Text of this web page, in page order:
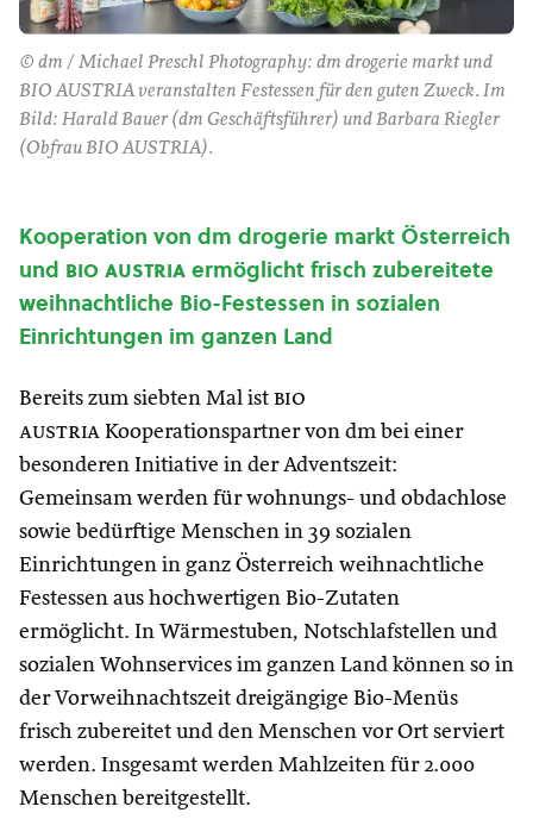
© dm / Michael Preschl Photography: dm drogerie markt und
BIO AUSTRIA veranstalten Festessen für den guten Zweck. Im
Bild: Harald Bauer (dm Geschäftsführer) und Barbara Riegler
(Obfrau BIO AUSTRIA).
Kooperation von dm drogerie markt Österreich
und bio austria ermöglicht frisch zubereitete
weihnachtliche Bio-Festessen in sozialen
Einrichtungen im ganzen Land
Bereits zum siebten Mal ist bio
austria Kooperationspartner von dm bei einer
besonderen Initiative in der Adventszeit:
Gemeinsam werden für wohnungs- und obdachlose
sowie bedürftige Menschen in 39 sozialen
Einrichtungen in ganz Österreich weihnachtliche
Festessen aus hochwertigen Bio-Zutaten
ermöglicht. In Wärmestuben, Notschlafstellen und
sozialen Wohnservices im ganzen Land können so in
der Vorweihnachtszeit dreigängige Bio-Menüs
frisch zubereitet und den Menschen vor Ort serviert
werden. Insgesamt werden Mahlzeiten für 2.000
Menschen bereitgestellt.